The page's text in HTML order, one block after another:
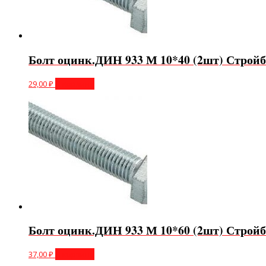
Болт оцинк.ДИН 933 М 10*40 (2шт)
29,00₽
Болт оцинк.ДИН 933 М 10*60 (2шт)
37,00₽